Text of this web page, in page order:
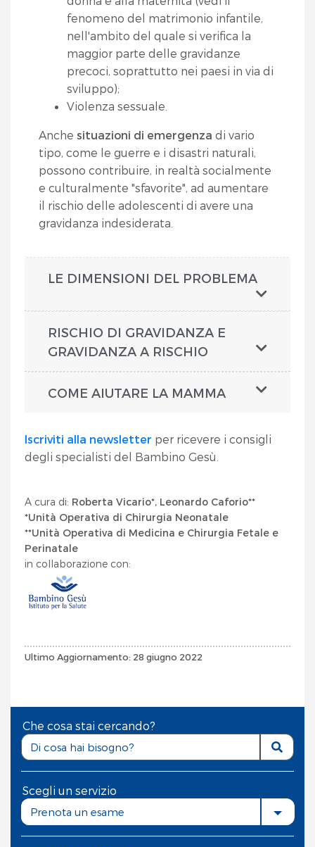
fenomeno del matrimonio infantile,
nell'ambito del quale si verifica la
maggior parte delle gravidanze
precoci, soprattutto nei paesi in via di
sviluppo);
Violenza sessuale.
Anche situazioni di emergenza di vario
tipo, come le guerre e i disastri naturali,
possono contribuire, in realtà socialmente
e culturalmente "sfavorite", ad aumentare
il rischio delle adolescenti di avere una
gravidanza indesiderata.
LE DIMENSIONI DEL PROBLEMA
RISCHIO DI GRAVIDANZA E
GRAVIDANZA A RISCHIO
COME AIUTARE LA MAMMA
Iscriviti alla newsletter per ricevere i consigli
degli specialisti del Bambino Gesù.
A cura di: Roberta Vicario*, Leonardo Caforio**
*Unità Operativa di Chirurgia Neonatale
**Unità Operativa di Medicina e Chirurgia Fetale e
Perinatale
in collaborazione con:
Ultimo Aggiornamento: 28 giugno 2022
Che cosa stai cercando?
Scegli un servizio
Prenota un esame